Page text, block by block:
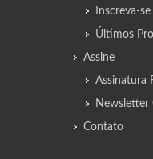
Inscreva-se
Últimos
Assine
Assinatura
Newsletter
Contato